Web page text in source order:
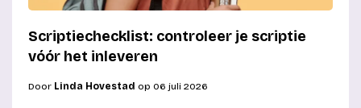
Scriptiechecklist: controleer je scriptie
vóór het inleveren
Door Linda Hovestad op 06 juli 2026